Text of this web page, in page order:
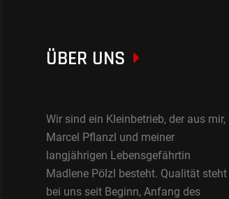
ÜBER UNS
Wir sind ein Kleinbetrieb, der aus mir,
Marcel Pflanzl und meiner
langjährigen Lebensgefährtin
Madlene Pölzl besteht. Qualität steht
bei uns seit Beginn, Anfang des